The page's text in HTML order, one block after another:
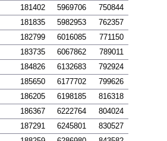
181402 5969706 750844
181835 5982953 762357
182799 6016085 771150
183735 6067862 789011
184826 6132683 792924
185650 6177702 799626
186205 6198185 816318
186367 6222764 804024
187291 6245801 830527